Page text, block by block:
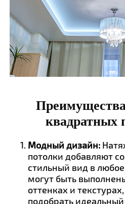
квадратных
Модный дизайн:
потолки добавляют
стильный вид в
могут быть
оттенках и
подобрать